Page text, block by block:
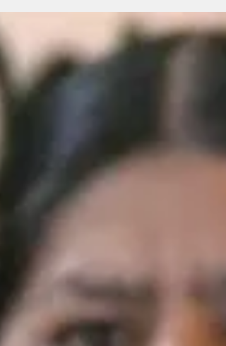
Women who don´t stay at
Compartimos con ustedes el informe en inglés
sobre las luchas de las mujeres
durante la pandemia del COVID 19